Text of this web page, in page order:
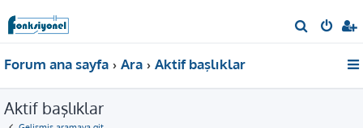
r
Forum ana sayfa Ara Aktif başlıklar
Aktif başlıklar